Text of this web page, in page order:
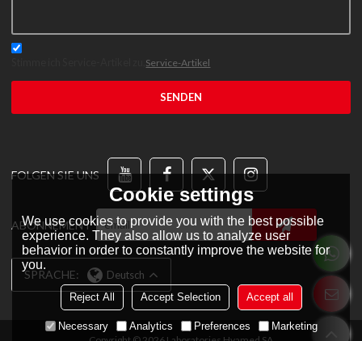
Service-Artikel
SENDEN
FOLGEN SIE UNS
ABONNEMENT
SPRACHE: Deutsch
Cookie settings
We use cookies to provide you with the best possible
experience. They also allow us to analyze user
behavior in order to constantly improve the website for
you.
Reject All Accept Selection Accept all
Necessary Analytics Preferences Marketing